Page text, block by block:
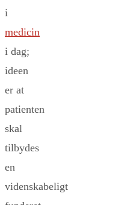
i
medicin
i dag;
ideen
er at
patienten
skal
tilbydes
en
videnskabeligt